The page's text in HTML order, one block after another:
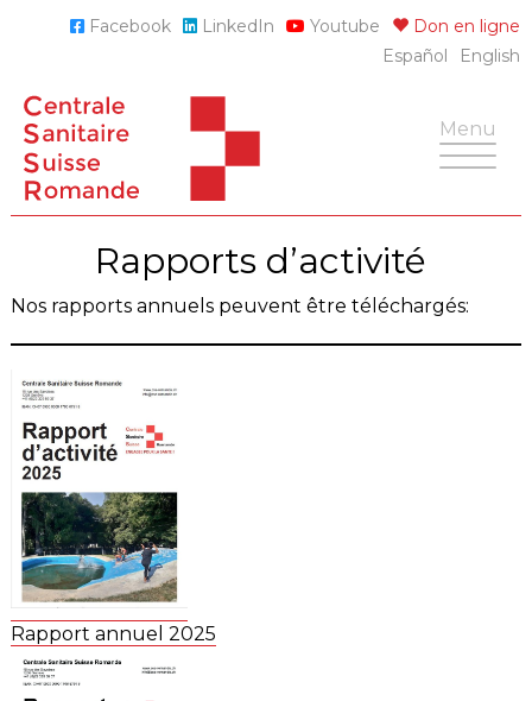
Don en ligne
Youtube
LinkedIn
Facebook
English
Español
Toggle
Menu
Rapports d’activité
Nos rapports annuels peuvent être téléchargés:
Rapport annuel 2025